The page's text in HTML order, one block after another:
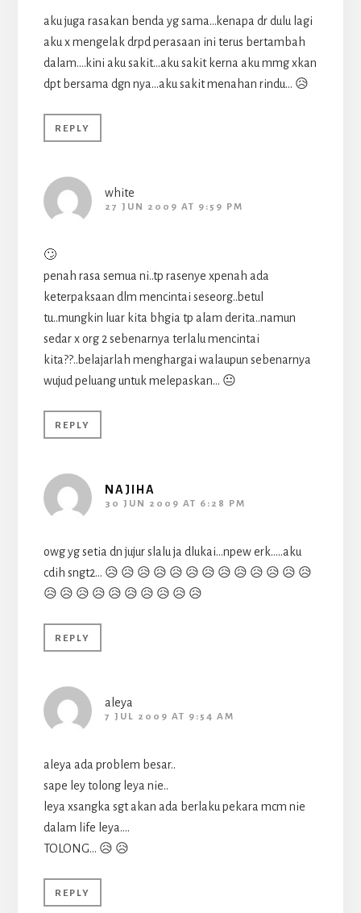
aku juga rasakan benda yg sama…kenapa dr dulu lagi
aku x mengelak drpd perasaan ini terus bertambah
dalam….kini aku sakit…aku sakit kerna aku mmg xkan
dpt bersama dgn nya…aku sakit menahan rindu… 😥
REPLY
white
27 JUN 2009 AT 9:59 PM
🙄
penah rasa semua ni..tp rasenye xpenah ada
keterpaksaan dlm mencintai seseorg..betul
tu..mungkin luar kita bhgia tp alam derita..namun
sedar x org 2 sebenarnya terlalu mencintai
kita??..belajarlah menghargai walaupun sebenarnya
wujud peluang untuk melepaskan… 😐
REPLY
NAJIHA
30 JUN 2009 AT 6:28 PM
owg yg setia dn jujur slalu ja dlukai…npew erk…..aku
cdih sngt2… 😥 😥 😥 😥 😥 😥 😥 😥 😥 😥 😥 😥 😥
😥 😥 😥 😥 😥 😥 😥 😥 😥 😥
REPLY
aleya
7 JUL 2009 AT 9:54 AM
aleya ada problem besar..
sape ley tolong leya nie..
leya xsangka sgt akan ada berlaku pekara mcm nie
dalam life leya….
TOLONG… 😥 😥
REPLY